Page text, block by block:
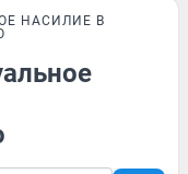
НАСИЛИЕ В